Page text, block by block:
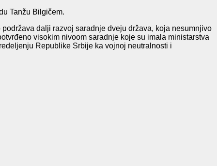
Tanžu Bilgičem.
dalji razvoj saradnje dveju država, koja nesumnjivo
visokim nivoom saradnje koje su imala ministarstva
Republike Srbije ka vojnoj neutralnosti i